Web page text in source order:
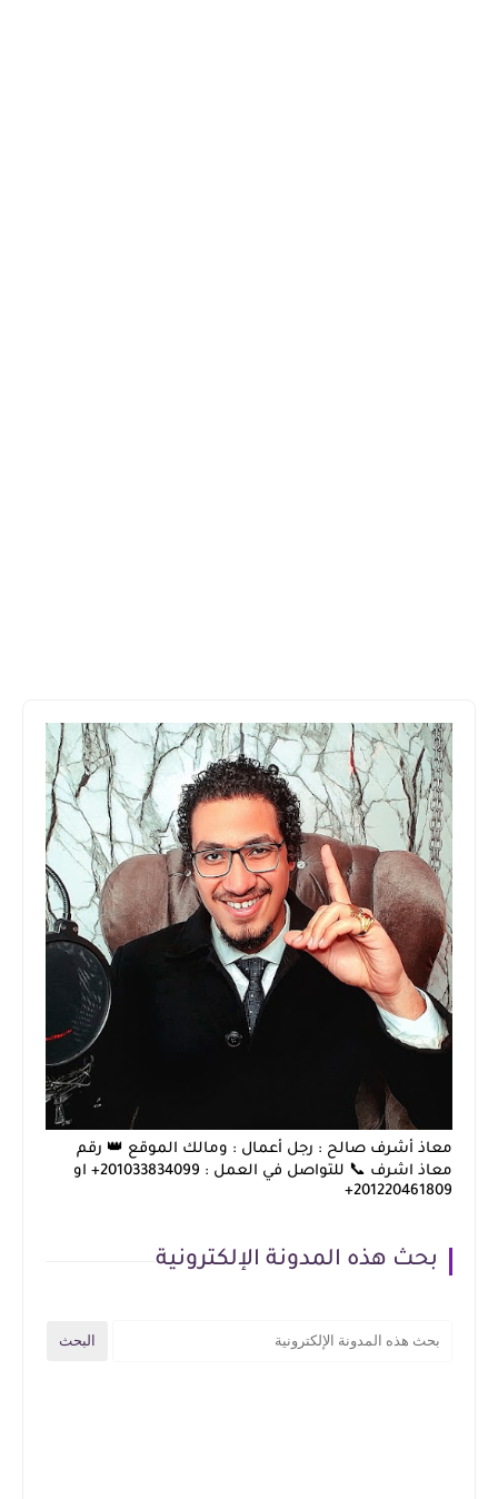
معاذ أشرف صالح : رجل أعمال : ومالك الموقع 👑 رقم
معاذ اشرف 📞 للتواصل في العمل : 201033834099+ او
201220461809+
بحث هذه المدونة الإلكترونية